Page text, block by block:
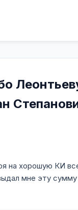
на хорошую КИ
мне эту сумму